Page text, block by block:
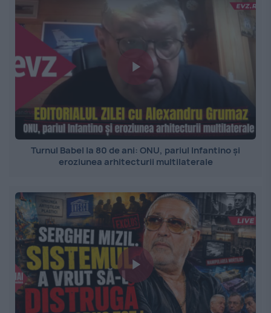
Turnul Babel la 80 de ani: ONU, pariul Infantino și
eroziunea arhitecturii multilaterale